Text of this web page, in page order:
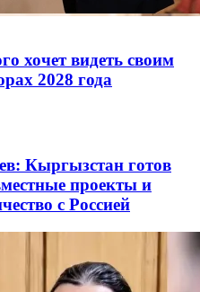
хочет видеть своим
2028 года
Кыргызстан готов
проекты и
с Россией